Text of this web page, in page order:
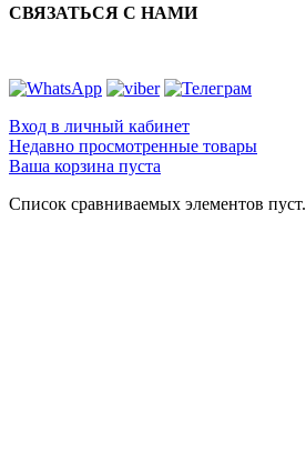
СВЯЗАТЬСЯ С НАМИ
Вход в личный кабинет
Недавно просмотренные товары
Ваша корзина пуста
Список сравниваемых элементов пуст.